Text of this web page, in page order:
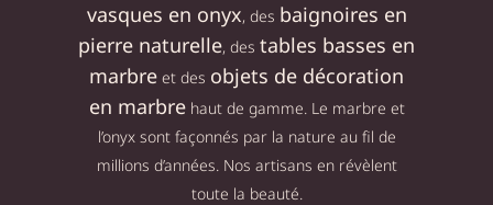
vasques en onyx, des baignoires en
pierre naturelle, des tables basses en
marbre et des objets de décoration
en marbrehaut de gamme. Le marbre et
l’onyx sont façonnés par la nature au fil de
millions d’années. Nos artisans en révèlent
toute la beauté.